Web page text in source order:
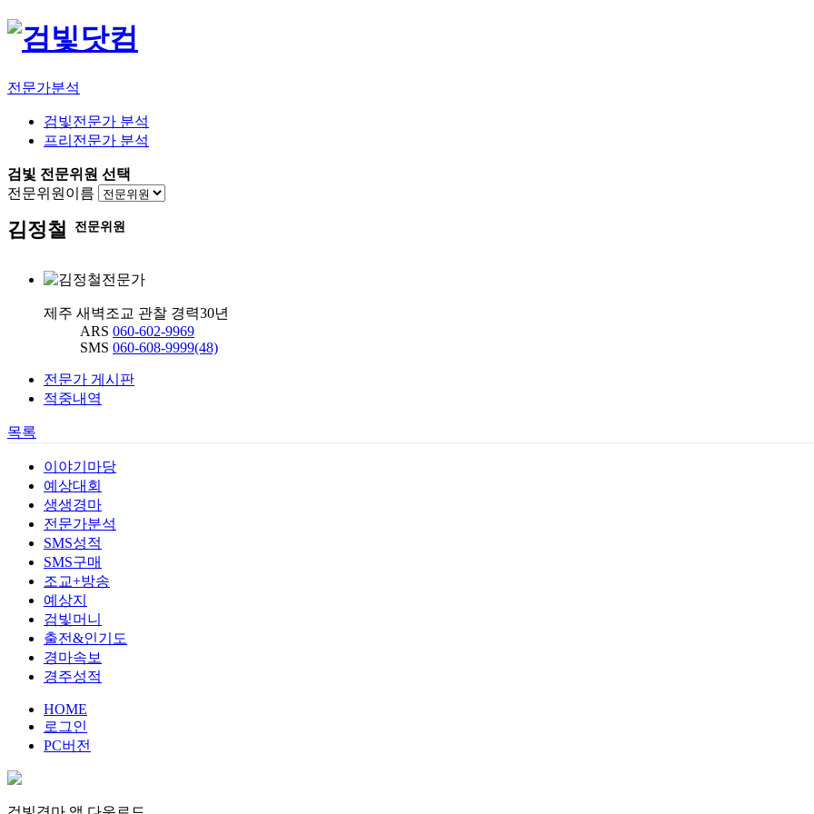
전문가분석
검빛전문가 분석
프리전문가 분석
검빛 전문위원 선택
전문위원이름
김정철 전문위원
제주 새벽조교 관찰 경력30년
ARS 060-602-9969
SMS 060-608-9999(48)
전문가 게시판
적중내역
목록
이야기마당
예상대회
생생경마
전문가분석
SMS성적
SMS구매
조교+방송
예상지
검빛머니
출전&인기도
경마속보
경주성적
HOME
로그인
PC버전